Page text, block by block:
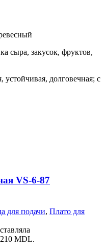
сыра, закусок, фруктов,
устойчивая, долговечная; с
VS-6-87
для подачи, Плато для
MDL.